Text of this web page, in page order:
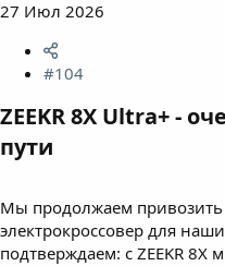
27 Июл 2026
#104
ZEEKR 8X Ultra+ -
пути​
Мы продолжаем
электрокроссовер для
подтверждаем: с ZEEKR 8X